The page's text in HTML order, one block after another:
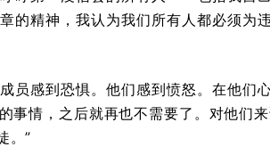
的精神，我认为我们所有人都必须为
员感到恐惧。他们感到愤怒。在他们
事情，之后就再也不需要了。对他们
。”